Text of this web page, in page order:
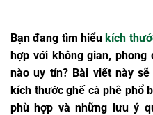
Bạn đang tìm hiểukích
hợp với không gian,
nào uy tín? Bài viết này
kích thước ghế cà phê phổ
phù hợp và những lưu ý